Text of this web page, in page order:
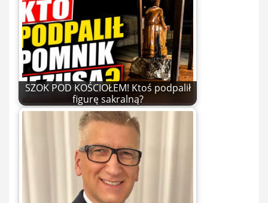
SZOK POD KOŚCIOŁEM! Ktoś podpalił
figurę sakralną?